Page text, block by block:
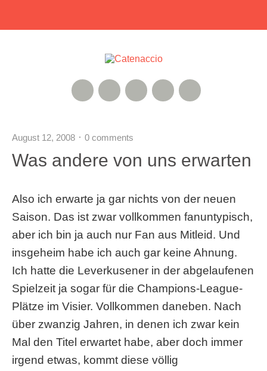
Twitter
Google+
Instagram
Xing
RSS Feed
August 12, 2008 0 comments
Was andere von uns erwarten
Also ich erwarte ja gar nichts von der neuen
Saison. Das ist zwar vollkommen fanuntypisch,
aber ich bin ja auch nur Fan aus Mitleid. Und
insgeheim habe ich auch gar keine Ahnung.
Ich hatte die Leverkusener in der abgelaufenen
Spielzeit ja sogar für die Champions-League-
Plätze im Visier. Vollkommen daneben. Nach
über zwanzig Jahren, in denen ich zwar kein
Mal den Titel erwartet habe, aber doch immer
irgend etwas, kommt diese völlig